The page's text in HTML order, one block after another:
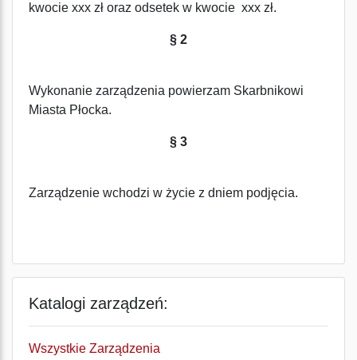
kwocie xxx zł oraz odsetek w kwocie xxx zł.
§ 2
Wykonanie zarządzenia powierzam Skarbnikowi
Miasta Płocka.
§ 3
Zarządzenie wchodzi w życie z dniem podjęcia.
Katalogi zarządzeń:
Wszystkie Zarządzenia